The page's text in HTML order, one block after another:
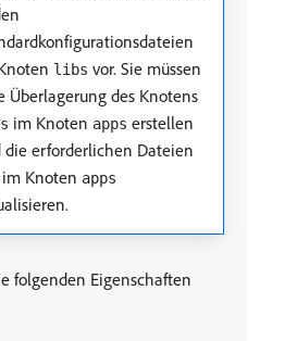
libs vor. Sie müssen
Überlagerung des Knotens
im Knoten apps erstellen
die erforderlichen Dateien
Knoten apps
folgenden Eigenschaften